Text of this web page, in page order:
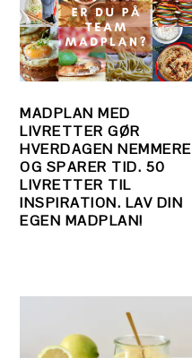
MADPLAN MED
LIVRETTER GØR
HVERDAGEN NEMMERE
OG SPARER TID. 50
LIVRETTER TIL
INSPIRATION. LAV DIN
EGEN MADPLAN!